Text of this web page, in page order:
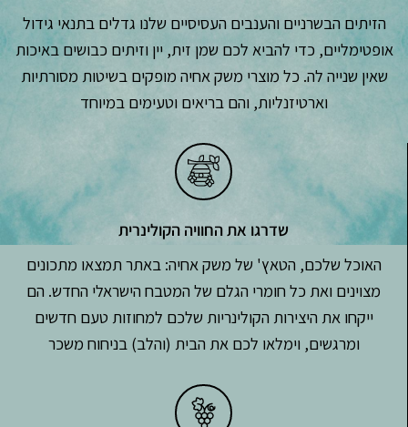
הזיתים הבשרניים והענבים העסיסיים שלנו גדלים בתנאי גידול
אופטימליים, כדי להביא לכם שמן זית, יין וזיתים כבושים באיכות
שאין שנייה לה. כל מוצרי משק אחיה מופקים בשיטות מסורתיות
וארטיזנליות, והם בריאים וטעימים במיוחד
שדרגו את החוויה הקולינרית
האוכל שלכם, הטאץ' של משק אחיה: באתר תמצאו מתכונים
מצוינים ואת כל חומרי הגלם של המטבח הישראלי החדש. הם
ייקחו את היצירות הקולינריות שלכם למחוזות טעם חדשים
ומרגשים, וימלאו לכם את הבית (והלב) בניחוח משכר